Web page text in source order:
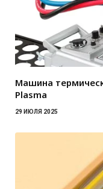
Машина
Plasma
29 ИЮЛЯ 2025